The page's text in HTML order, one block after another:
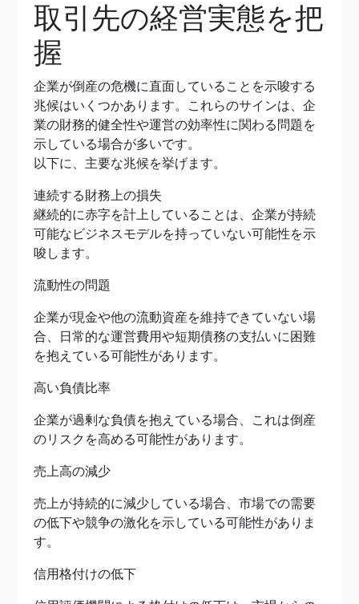
取引先の経営実態を把
握
企業が倒産の危機に直面していることを示唆する
兆候はいくつかあります。これらのサインは、企
業の財務的健全性や運営の効率性に関わる問題を
示している場合が多いです。
以下に、主要な兆候を挙げます。
連続する財務上の損失
継続的に赤字を計上していることは、企業が持続
可能なビジネスモデルを持っていない可能性を示
唆します。
流動性の問題
企業が現金や他の流動資産を維持できていない場
合、日常的な運営費用や短期債務の支払いに困難
を抱えている可能性があります。
高い負債比率
企業が過剰な負債を抱えている場合、これは倒産
のリスクを高める可能性があります。
売上高の減少
売上が持続的に減少している場合、市場での需要
の低下や競争の激化を示している可能性がありま
す。
信用格付けの低下